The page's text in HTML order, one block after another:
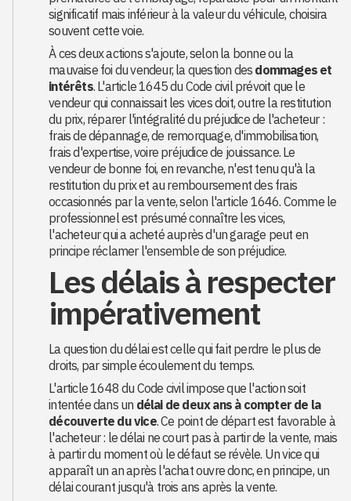
significatif mais inférieur à la valeur du véhicule, choisira
souvent cette voie.
À ces deux actions s'ajoute, selon la bonne ou la
mauvaise foi du vendeur, la question des dommages et
intérêts. L'article 1645 du Code civil prévoit que le
vendeur qui connaissait les vices doit, outre la restitution
du prix, réparer l'intégralité du préjudice de l'acheteur :
frais de dépannage, de remorquage, d'immobilisation,
frais d'expertise, voire préjudice de jouissance. Le
vendeur de bonne foi, en revanche, n'est tenu qu'à la
restitution du prix et au remboursement des frais
occasionnés par la vente, selon l'article 1646. Comme le
professionnel est présumé connaître les vices,
l'acheteur qui a acheté auprès d'un garage peut en
principe réclamer l'ensemble de son préjudice.
Les délais à respecter
impérativement
La question du délai est celle qui fait perdre le plus de
droits, par simple écoulement du temps.
L'article 1648 du Code civil impose que l'action soit
intentée dans un délai de deux ans à compter de la
découverte du vice. Ce point de départ est favorable à
l'acheteur : le délai ne court pas à partir de la vente, mais
à partir du moment où le défaut se révèle. Un vice qui
apparaît un an après l'achat ouvre donc, en principe, un
délai courant jusqu'à trois ans après la vente.